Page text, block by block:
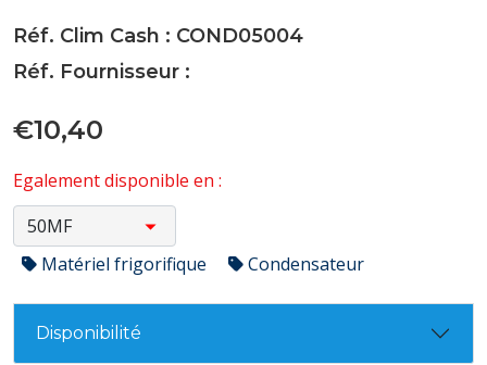
Réf. Clim Cash : COND05004
Réf. Fournisseur :
€10,40
Egalement disponible en :
Matériel frigorifique Condensateur
Disponibilité